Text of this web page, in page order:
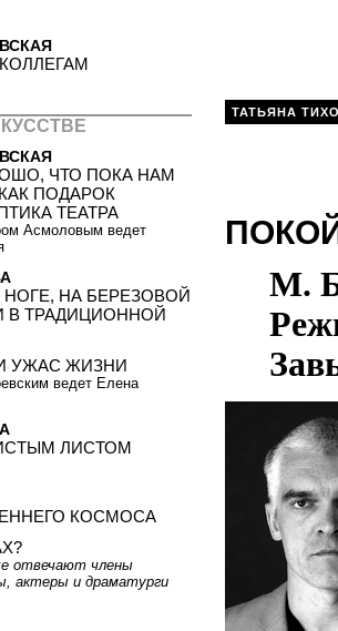
ТАТЬЯНА
М.
ЧТО ПОКА НАМ
ПОДАРОК
ТЕАТРА
Асмоловым ведет
НА БЕРЕЗОВОЙ
В ТРАДИЦИОННОЙ
УЖАС ЖИЗНИ
ведет Елена
ЛИСТОМ
КОСМОСА
отвечают члены
актеры и драматурги